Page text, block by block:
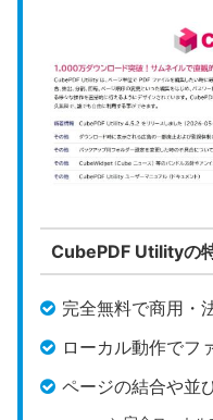
CubePDF Utilityの
完全無料で商用・
ローカル動作でフ
ページの結合や並